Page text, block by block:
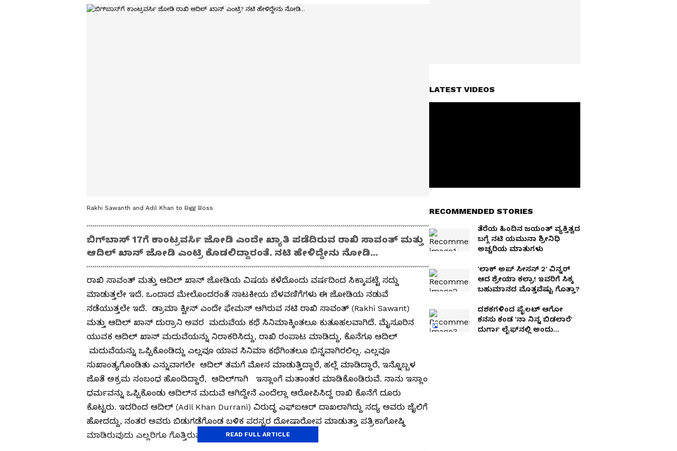
Rakhi Sawanth and Adil Khan to Bigg Boss
ಬಿಗ್​ಬಾಸ್​ 17ಗೆ ಕಾಂಟ್ರವರ್ಸಿ ಜೋಡಿ ಎಂದೇ ಖ್ಯಾತಿ ಪಡೆದಿರುವ ರಾಖಿ ಸಾವಂತ್​ ಮತ್ತು
ಆದಿಲ್​ ಖಾನ್​ ಜೋಡಿ ಎಂಟ್ರಿ ಕೊಡಲಿದ್ದಾರಂತೆ. ನಟಿ ಹೇಳಿದ್ದೇನು ನೋಡಿ...
ರಾಖಿ ಸಾವಂತ್​ ಮತ್ತು ಆದಿಲ್​ ಖಾನ್​ ಜೋಡಿಯ ವಿಷಯ ಕಳೆದೊಂದು ವರ್ಷದಿಂದ ಸಿಕ್ಕಾಪಟ್ಟೆ ಸದ್ದು
ಮಾಡುತ್ತಲೇ ಇದೆ. ಒಂದಾದ ಮೇಲೊಂದರಂತೆ ನಾಟಕೀಯ ಬೆಳವಣಿಗೆಗಳು ಈ ಜೋಡಿಯ ನಡುವೆ
ನಡೆಯುತ್ತಲೇ ಇದೆ. ಡ್ರಾಮಾ ಕ್ವೀನ್​ ಎಂದೇ ಫೇಮಸ್​ ಆಗಿರುವ ನಟಿ ರಾಖಿ ಸಾವಂತ್​ (Rakhi Sawant)
ಮತ್ತು ಆದಿಲ್​ ಖಾನ್​ ದುರ್ರಾನಿ ಅವರ ಮದುವೆಯ ಕಥೆ ಸಿನಿಮಾಕ್ಕಿಂತಲೂ ಕುತೂಹಲವಾಗಿದೆ. ಮೈಸೂರಿನ
ಯುವಕ ಆದಿಲ್​ ಖಾನ್​ ಮದುವೆಯನ್ನು ನಿರಾಕರಿಸಿದ್ದು, ರಾಖಿ ರಂಪಾಟ ಮಾಡಿದ್ದು, ಕೊನೆಗೂ ಆದಿಲ್​
ಮದುವೆಯನ್ನು ಒಪ್ಪಿಕೊಂಡಿದ್ದು ಎಲ್ಲವೂ ಯಾವ ಸಿನಿಮಾ ಕಥೆಗಿಂತಲೂ ಭಿನ್ನವಾಗಿರಲಿಲ್ಲ. ಎಲ್ಲವೂ
ಸುಖಾಂತ್ಯಗೊಂಡಿತು ಎನ್ನುವಾಗಲೇ ಆದಿಲ್ ತಮಗೆ ಮೋಸ ಮಾಡುತ್ತಿದ್ದಾರೆ, ಹಲ್ಲೆ ಮಾಡಿದ್ದಾರೆ, ಇನ್ನೊಬ್ಬಳ
ಜೊತೆ ಅಕ್ರಮ ಸಂಬಂಧ ಹೊಂದಿದ್ದಾರೆ, ಆದಿಲ್‌ಗಾಗಿ ಇಸ್ಲಾಂಗೆ ಮತಾಂತರ ಮಾಡಿಕೊಂಡಿರುವೆ. ನಾನು ಇಸ್ಲಾಂ
ಧರ್ಮವನ್ನು ಒಪ್ಪಿಕೊಂಡು ಆದಿಲ್‌ನ ಮದುವೆ ಆಗಿದ್ದೇನೆ ಎಂದೆಲ್ಲಾ ಆರೋಪಿಸಿದ್ದ ರಾಖಿ ಕೊನೆಗೆ ದೂರು
ಕೊಟ್ಟರು. ಇದರಿಂದ ಆದಿಲ್​ (Adil Khan Durrani) ವಿರುದ್ಧ ಎಫ್​ಐಆರ್​ ದಾಖಲಾಗಿದ್ದು ಸದ್ಯ ಅವರು ಜೈಲಿಗೆ
ಹೋದದ್ದು, ನಂತರ ಅವರು ಬಿಡುಗಡೆಗೊಂಡ ಬಳಿಕ ಪರಸ್ಪರ ದೋಷಾರೋಪ ಮಾಡುತ್ತಾ ಪತ್ರಿಕಾಗೋಷ್ಠಿ
ಮಾಡಿರುವುದು ಎಲ್ಲರಿಗೂ ಗೊತ್ತಿರುವ ವಿಷ್ಯ.
READ FULL ARTICLE
LATEST VIDEOS
RECOMMENDED STORIES
ತೆರೆಯ ಹಿಂದಿನ ಜಯಂತ್ ವ್ಯಕ್ತಿತ್ವದ
ಬಗ್ಗೆ ನಟಿ ಯಮುನಾ ಶ್ರೀನಿಧಿ
ಅಚ್ಚರಿಯ ಮಾತುಗಳು
'ಲಾಕ್ ಅಪ್ ಸೀಸನ್ 2' ವಿನ್ನರ್
ಆದ ಶ್ರೇಯಾ ಕಲ್ರಾ! ಇವರಿಗೆ ಸಿಕ್ಕ
ಬಹುಮಾನದ ಮೊತ್ತವೆಷ್ಟು ಗೊತ್ತಾ?
ದಶಕಗಳಿಂದ ಪೈಲಟ್​ ಆಗೋ
ಕನಸು ಕಂಡ 'ನಾ ನಿನ್ನ ಬಿಡಲಾರೆ'
ದುರ್ಗಾ ಲೈಫ್​ನಲ್ಲಿ ಅಂದು